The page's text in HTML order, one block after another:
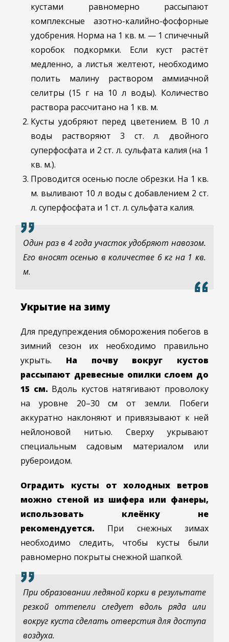
кустами равномерно рассыпают
комплексные азотно-калийно-фосфорные
удобрения. Норма на 1 кв. м. — 1 спичечный
коробок подкормки. Если куст растёт
медленно, а листья желтеют, необходимо
полить малину раствором аммиачной
селитры (15 г на 10 л воды). Количество
раствора рассчитано на 1 кв. м.
Кусты удобряют перед цветением. В 10 л
воды растворяют 3 ст. л. двойного
суперфосфата и 2 ст. л. сульфата калия (на 1
кв. м.).
Проводится осенью после обрезки. На 1 кв.
м. выливают 10 л воды с добавлением 2 ст.
л. суперфосфата и 1 ст. л. сульфата калия.
Один раз в 4 года участок удобряют навозом.
Его вносят осенью в количестве 6 кг на 1 кв.
м.
Укрытие на зиму
Для предупреждения обморожения побегов в
зимний сезон их необходимо правильно
укрыть. На почву вокруг кустов
рассыпают древесные опилки слоем до
15 см. Вдоль кустов натягивают проволоку
на уровне 20–30 см от земли. Побеги
аккуратно наклоняют и привязывают к ней
нейлоновой нитью. Сверху укрывают
специальным садовым материалом или
рубероидом.
Оградить кусты от холодных ветров
можно стеной из шифера или фанеры,
использовать клеёнку не
рекомендуется. При снежных зимах
необходимо следить, чтобы кусты были
равномерно покрыты снежной шапкой.
При образовании ледяной корки в результате
резкой оттепели следует вдоль ряда или
вокруг куста сделать отверстия для доступа
воздуха.